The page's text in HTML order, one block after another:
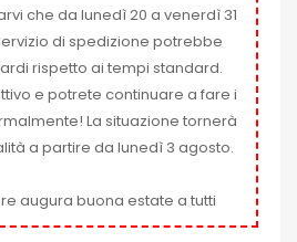
che da lunedì 20 a venerdì 31
di spedizione potrebbe
rispetto ai tempi standard.
e potrete continuare a fare i
La situazione tornerà
a partire da lunedì 3 agosto.
augura buona estate a tutti